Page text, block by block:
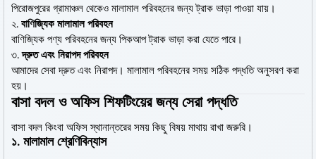
পিরোজপুরের গ্রামাঞ্চল থেকেও মালামাল পরিবহনের জন্য ট্রাক ভাড়া পাওয়া যায়।
২. বাণিজ্যিক মালামাল পরিবহন
বাণিজ্যিক পণ্য পরিবহনের জন্য পিকআপ ট্রাক ভাড়া করা যেতে পারে।
৩.দ্রুত এবং নিরাপদ পরিবহন
আমাদের সেবা দ্রুত এবং নিরাপদ। মালামাল পরিবহনের সময় সঠিক পদ্ধতি অনুসরণ করা
হয়।
বাসা বদল ও অফিস শিফটিংয়ের জন্য সেরা পদ্ধতি
বাসা বদল কিংবা অফিস স্থানান্তরের সময় কিছু বিষয় মাথায় রাখা জরুরি।
১. মালামাল শ্রেণিবিন্যাস